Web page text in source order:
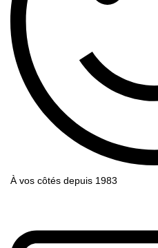
À vos côtés depuis 1983